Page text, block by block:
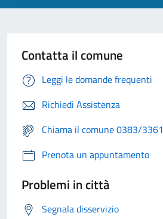
Contatta il comune
Leggi le domande frequenti
Richiedi Assistenza
Chiama il comune 0383/3361
Prenota un appuntamento
Problemi in città
Segnala disservizio